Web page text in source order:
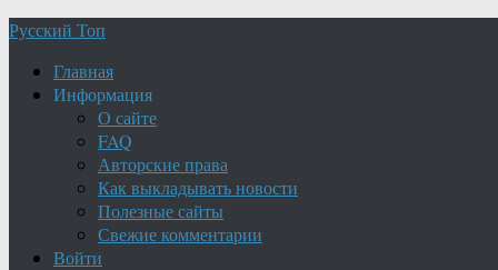
Русский Топ
Главная
Информация
О сайте
FAQ
Авторские права
Как выкладывать новости
Полезные сайты
Свежие комментарии
Войти